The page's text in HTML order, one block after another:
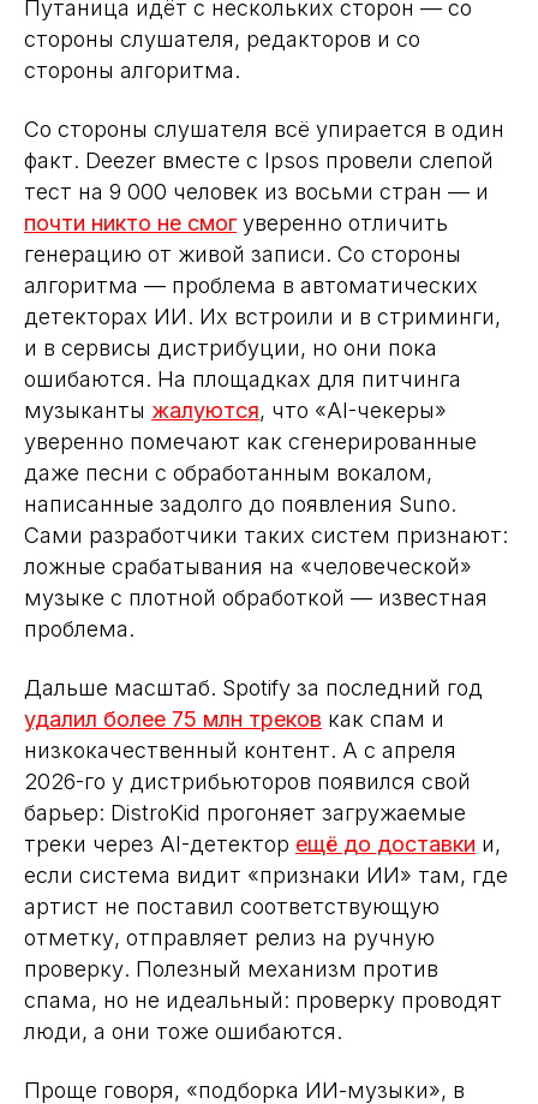
Путаница идёт с нескольких сторон — со
стороны слушателя, редакторов и со
стороны алгоритма.
Со стороны слушателя всё упирается в один
факт. Deezer вместе с Ipsos провели слепой
тест на 9 000 человек из восьми стран — и
почти никто не смогуверенно отличить
генерацию от живой записи. Со стороны
алгоритма — проблема в автоматических
детекторах ИИ. Их встроили и в стриминги,
и в сервисы дистрибуции, но они пока
ошибаются. На площадках для питчинга
музыканты жалуются, что «AI-чекеры»
уверенно помечают как сгенерированные
даже песни с обработанным вокалом,
написанные задолго до появления Suno.
Сами разработчики таких систем признают:
ложные срабатывания на «человеческой»
музыке с плотной обработкой — известная
проблема.
Дальше масштаб. Spotify за последний год
удалил более 75 млн треков как спам и
низкокачественный контент. А с апреля
2026-го у дистрибьюторов появился свой
барьер: DistroKid прогоняет загружаемые
треки через AI-детектор ещё до доставки и,
если система видит «признаки ИИ» там, где
артист не поставил соответствующую
отметку, отправляет релиз на ручную
проверку. Полезный механизм против
спама, но не идеальный: проверку проводят
люди, а они тоже ошибаются.
Проще говоря, «подборка ИИ-музыки», в